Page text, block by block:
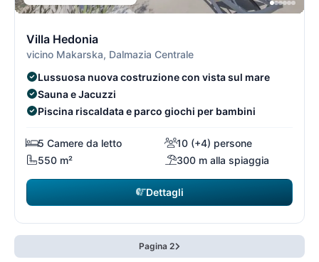
Villa Hedonia
vicino Makarska, Dalmazia Centrale
Lussuosa nuova costruzione con vista sul mare
Sauna e Jacuzzi
Piscina riscaldata e parco giochi per bambini
5 Camere da letto
10 (+4) persone
550 m²
300 m alla spiaggia
Dettagli
Pagina 2